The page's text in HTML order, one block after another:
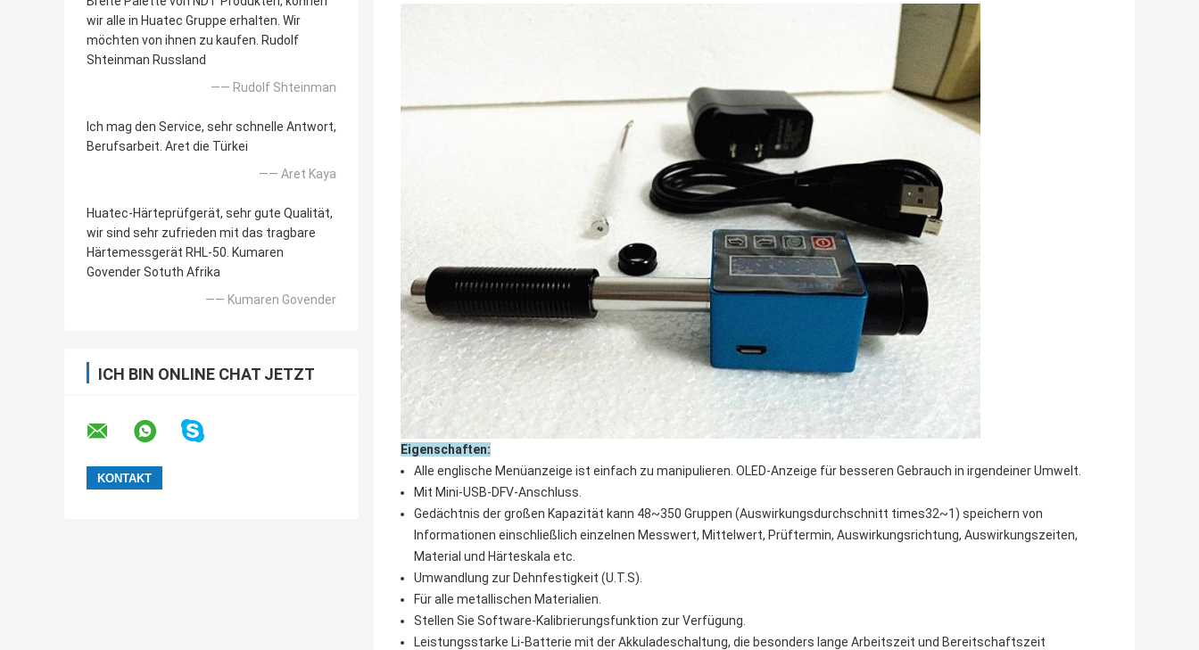
wir alle in Huatec Gruppe erhalten. Wir
möchten von ihnen zu kaufen. Rudolf
Shteinman Russland
—— Rudolf Shteinman
Ich mag den Service, sehr schnelle Antwort,
Berufsarbeit. Aret die Türkei
—— Aret Kaya
Huatec-Härteprüfgerät, sehr gute Qualität,
wir sind sehr zufrieden mit das tragbare
Härtemessgerät RHL-50. Kumaren
Govender Sotuth Afrika
—— Kumaren Govender
ICH BIN ONLINE CHAT JETZT
Eigenschaften:
Alle englische Menüanzeige ist einfach zu manipulieren. OLED-Anzeige für besseren Gebrauch in irgendeiner Umwelt.
Mit Mini-USB-DFV-Anschluss.
Gedächtnis der großen Kapazität kann 48~350 Gruppen (Auswirkungsdurchschnitt times32~1) speichern von
Informationen einschließlich einzelnen Messwert, Mittelwert, Prüftermin, Auswirkungsrichtung, Auswirkungszeiten,
Material und Härteskala etc.
Umwandlung zur Dehnfestigkeit (U.T.S).
Für alle metallischen Materialien.
Stellen Sie Software-Kalibrierungsfunktion zur Verfügung.
Leistungsstarke Li-Batterie mit der Akkuladeschaltung, die besonders lange Arbeitszeit und Bereitschaftszeit